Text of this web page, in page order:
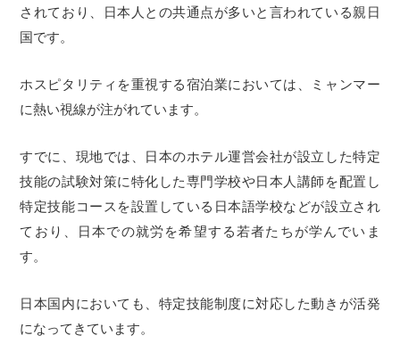
されており、日本人との共通点が多いと言われている親日
国です。
ホスピタリティを重視する宿泊業においては、ミャンマー
に熱い視線が注がれています。
すでに、現地では、日本のホテル運営会社が設立した特定
技能の試験対策に特化した専門学校や日本人講師を配置し
特定技能コースを設置している日本語学校などが設立され
ており、日本での就労を希望する若者たちが学んでいま
す。
日本国内においても、特定技能制度に対応した動きが活発
になってきています。